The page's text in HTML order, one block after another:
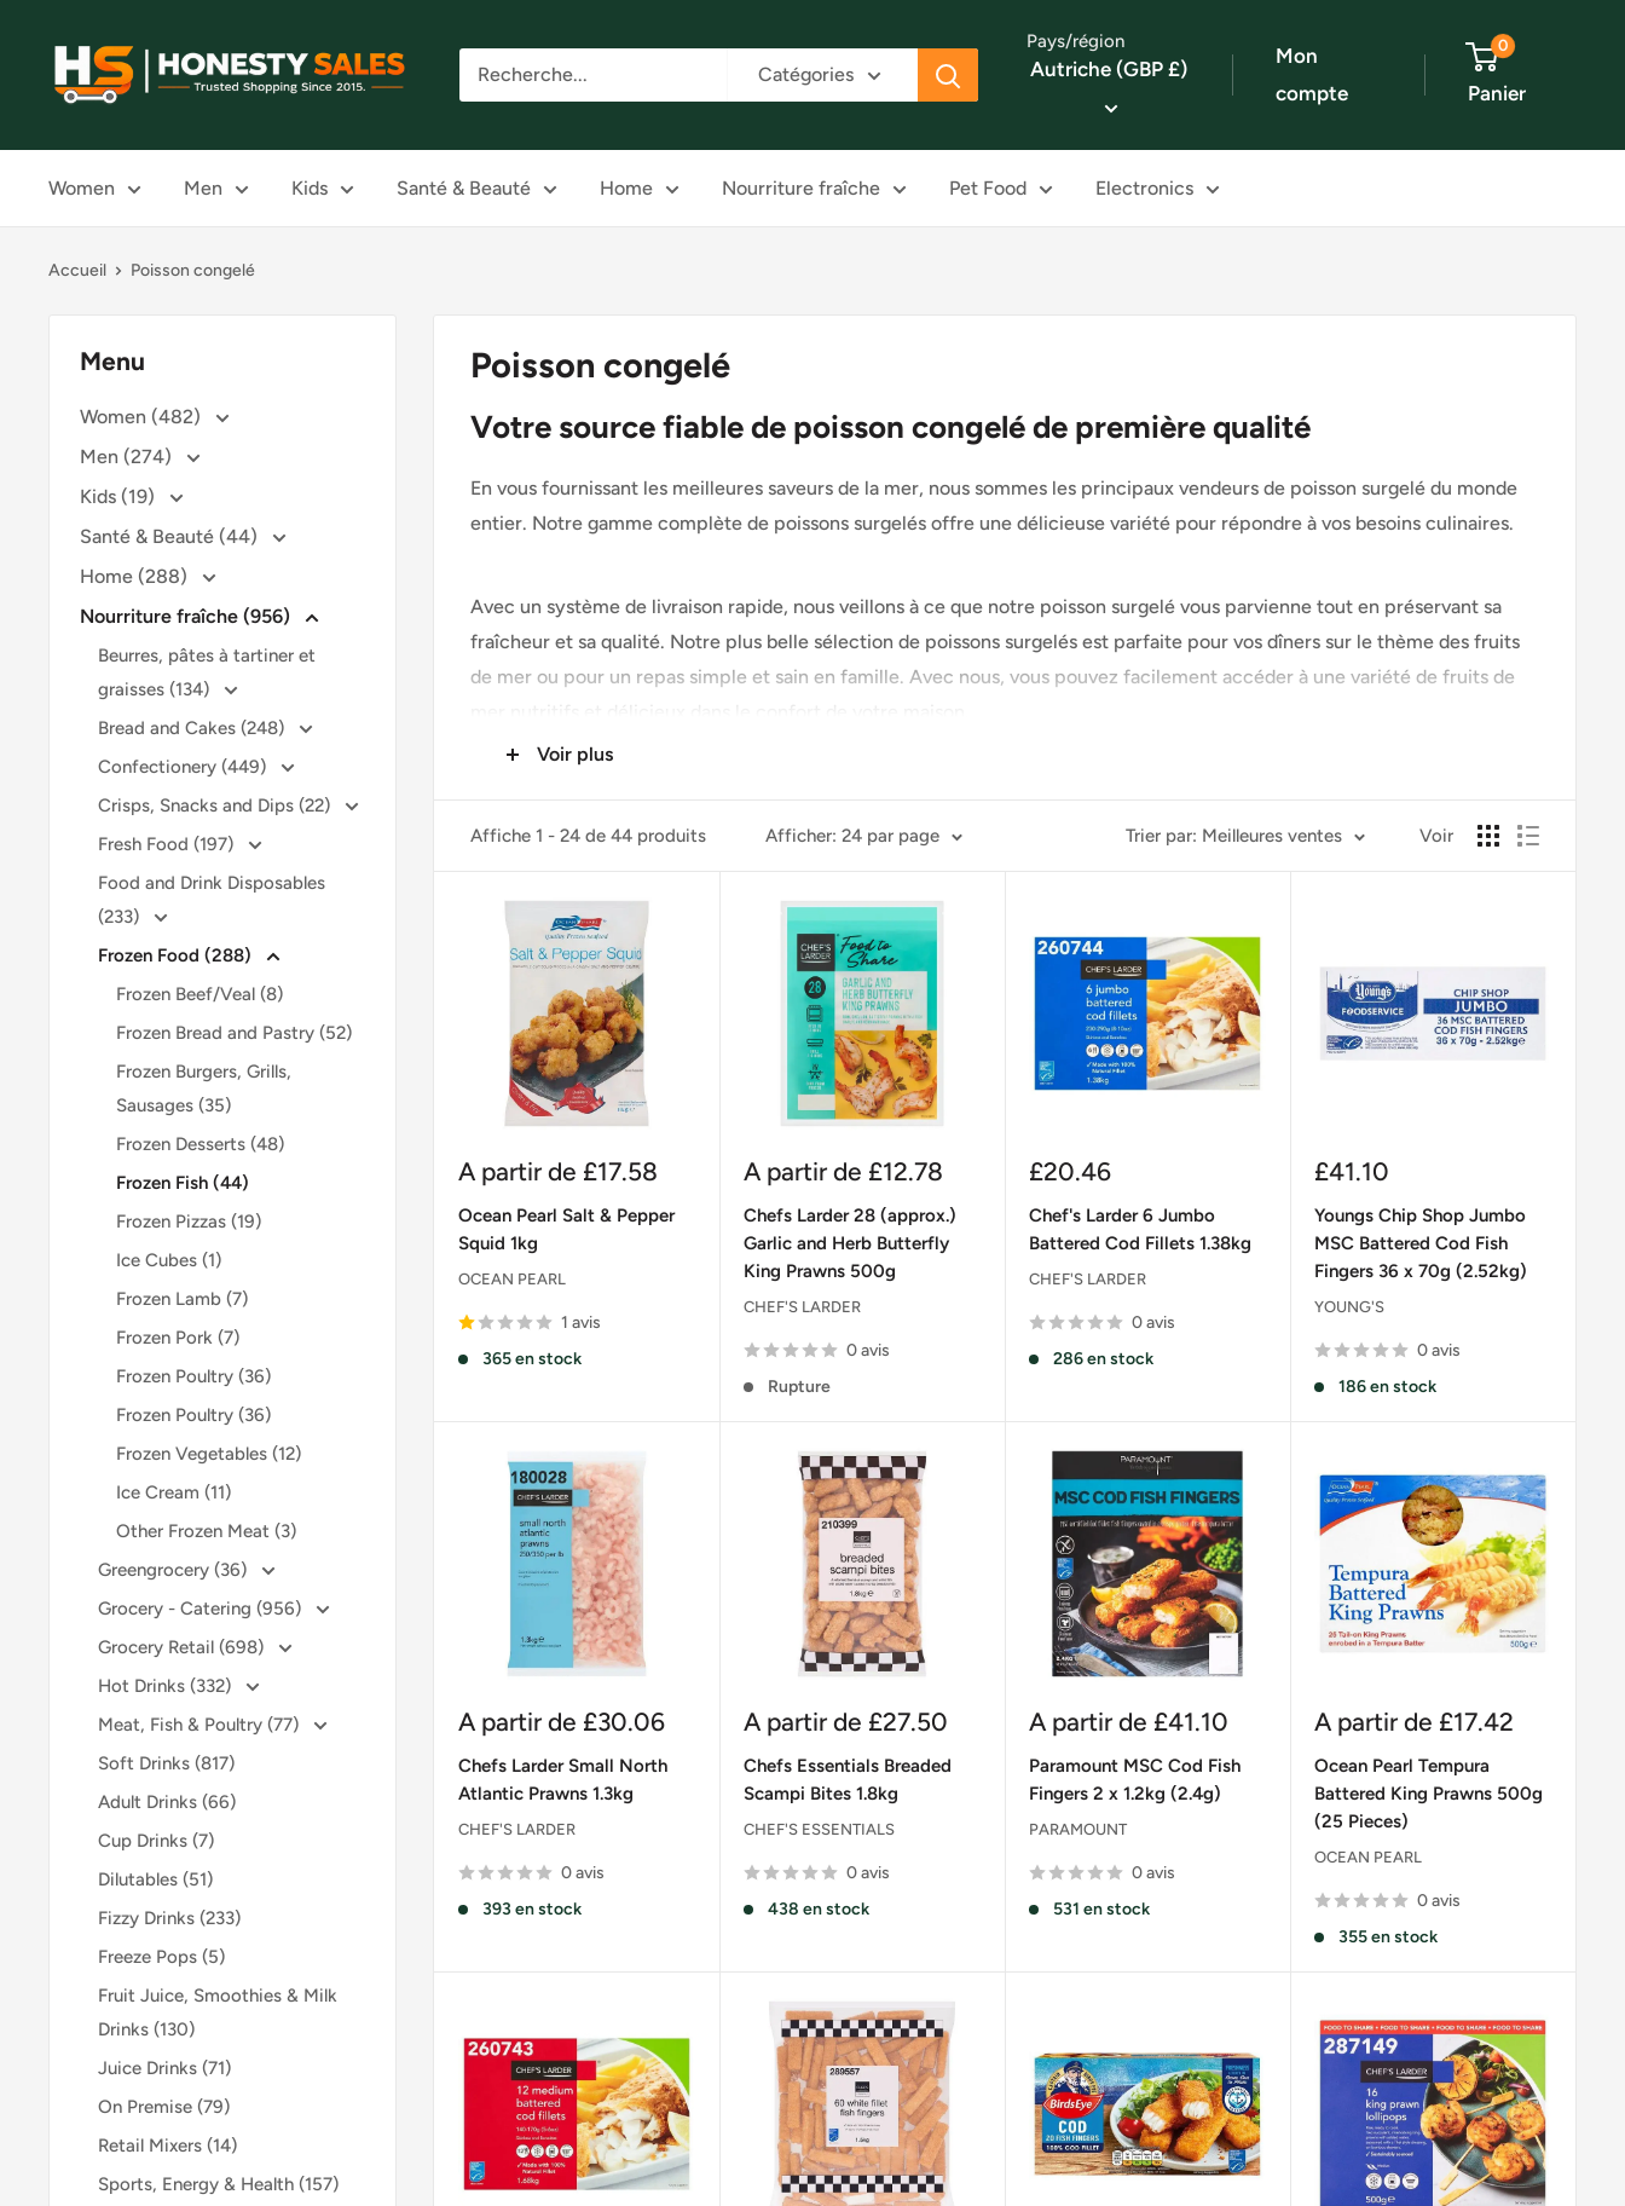
contenu
Honesty
Sales
Catégories
Pays/région
Autriche (GBP £)
Mon
compte
0
Panier
Women Men Kids Santé & Beauté Home Nourriture fraîche Pet Food Electronics
Accueil Poisson congelé
Menu
Women (482)
Men (274)
Kids (19)
Santé & Beauté (44)
Home (288)
Nourriture fraîche (956)
Beurres, pâtes à tartiner et
graisses (134)
Bread and Cakes (248)
Confectionery (449)
Crisps, Snacks and Dips (22)
Fresh Food (197)
Food and Drink Disposables
(233)
Frozen Food (288)
Frozen Beef/Veal (8)
Frozen Bread and Pastry (52)
Frozen Burgers, Grills,
Sausages (35)
Frozen Desserts (48)
Frozen Fish (44)
Frozen Pizzas (19)
Ice Cubes (1)
Frozen Lamb (7)
Frozen Pork (7)
Frozen Poultry (36)
Frozen Poultry (36)
Frozen Vegetables (12)
Ice Cream (11)
Other Frozen Meat (3)
Greengrocery (36)
Grocery - Catering (956)
Grocery Retail (698)
Hot Drinks (332)
Meat, Fish & Poultry (77)
Soft Drinks (817)
Adult Drinks (66)
Cup Drinks (7)
Dilutables (51)
Fizzy Drinks (233)
Freeze Pops (5)
Fruit Juice, Smoothies & Milk
Drinks (130)
Juice Drinks (71)
On Premise (79)
Retail Mixers (14)
Sports, Energy & Health (157)
Poisson congelé
Votre source fiable de poisson congelé de première qualité
En vous fournissant les meilleures saveurs de la mer, nous sommes les principaux vendeurs de poisson surgelé du monde
entier. Notre gamme complète de poissons surgelés offre une délicieuse variété pour répondre à vos besoins culinaires.
Avec un système de livraison rapide, nous veillons à ce que notre poisson surgelé vous parvienne tout en préservant sa
fraîcheur et sa qualité. Notre plus belle sélection de poissons surgelés est parfaite pour vos dîners sur le thème des fruits
de mer ou pour un repas simple et sain en famille. Avec nous, vous pouvez facilement accéder à une variété de fruits de
nous livrons provient de sources responsables afin de protéger la vie marine. Les produits sont soigneusement
commodité.
Voir plus
Affiche 1 - 24 de 44 produits Afficher: 24 par page Trier par: Meilleures ventes Voir
Prix
réduit
A partir de £17.58
Ocean Pearl Salt & Pepper
Squid 1kg
OCEAN PEARL
1 avis
365 en stock
Prix
réduit
A partir de £12.78
Chefs Larder 28 (approx.)
Garlic and Herb Butterfly
King Prawns 500g
CHEF'S LARDER
0 avis
Rupture
Prix
£20.46
Chef's Larder 6 Jumbo
Battered Cod Fillets 1.38kg
CHEF'S LARDER
0 avis
286 en stock
Prix
£41.10
Youngs Chip Shop Jumbo
MSC Battered Cod Fish
Fingers 36 x 70g (2.52kg)
YOUNG'S
0 avis
186 en stock
Prix
réduit
A partir de £30.06
Chefs Larder Small North
Atlantic Prawns 1.3kg
CHEF'S LARDER
0 avis
393 en stock
Prix
réduit
A partir de £27.50
Chefs Essentials Breaded
Scampi Bites 1.8kg
CHEF'S ESSENTIALS
0 avis
438 en stock
Prix
réduit
A partir de £41.10
Paramount MSC Cod Fish
Fingers 2 x 1.2kg (2.4g)
PARAMOUNT
0 avis
531 en stock
Prix
réduit
A partir de £17.42
Ocean Pearl Tempura
Battered King Prawns 500g
(25 Pieces)
OCEAN PEARL
0 avis
355 en stock